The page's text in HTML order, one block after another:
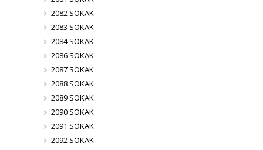
2082 SOKAK
2083 SOKAK
2084 SOKAK
2086 SOKAK
2087 SOKAK
2088 SOKAK
2089 SOKAK
2090 SOKAK
2091 SOKAK
2092 SOKAK